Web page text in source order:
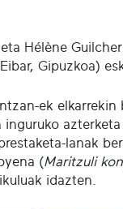
Hélène
Gipuzkoa)
ek
inguruko
lanak
(Maritzuli
idazten.